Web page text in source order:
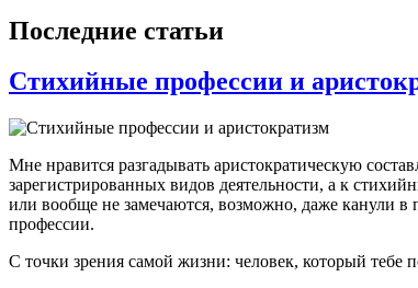
Последние статьи
Стихийные профессии и
Мне нравится разгадывать аристократическую
зарегистрированных видов деятельности, а к
или вообще не замечаются, возможно, даже канули
профессии.
С точки зрения самой жизни: человек, который тебе